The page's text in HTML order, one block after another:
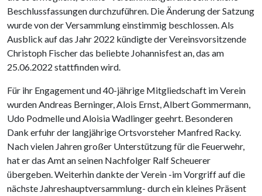
Beschlussfassungen durchzuführen. Die Änderung der Satzung
wurde von der Versammlung einstimmig beschlossen. Als
Ausblick auf das Jahr 2022 kündigte der Vereinsvorsitzende
Christoph Fischer das beliebte Johannisfest an, das am
25.06.2022 stattfinden wird.
Für ihr Engagement und 40-jährige Mitgliedschaft im Verein
wurden Andreas Berninger, Alois Ernst, Albert Gommermann,
Udo Podmelle und Aloisia Wadlinger geehrt. Besonderen
Dank erfuhr der langjährige Ortsvorsteher Manfred Racky.
Nach vielen Jahren großer Unterstützung für die Feuerwehr,
hat er das Amt an seinen Nachfolger Ralf Scheuerer
übergeben. Weiterhin dankte der Verein -im Vorgriff auf die
nächste Jahreshauptversammlung- durch ein kleines Präsent